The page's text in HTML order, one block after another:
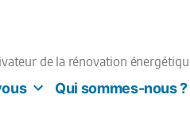
de la rénovation
Qui sommes-nous ?